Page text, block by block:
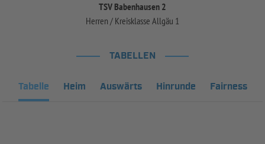
TSV Babenhausen 2
Herren / Kreisklasse Allgäu 1
TABELLEN
Tabelle Heim Auswärts Hinrunde Fairness